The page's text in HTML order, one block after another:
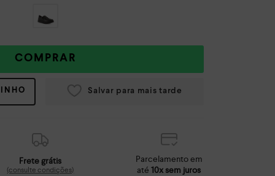
COMPRAR
Frete grátis
(consulte condições)
Parcelamento em
até10x sem juros